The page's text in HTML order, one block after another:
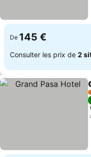
De 145 €
Consulter les prix de 2